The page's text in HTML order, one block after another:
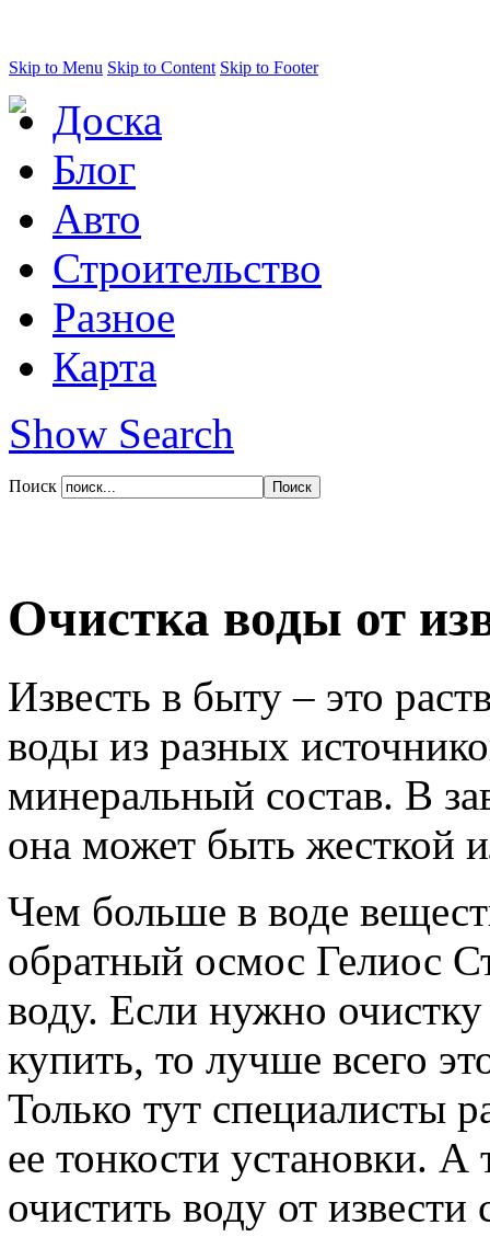
Skip to Menu Skip to Content Skip to Footer
Доска
Блог
Авто
Строительство
Разное
Карта
Show Search
Поиск
Очистка воды от
Известь в быту – это
воды из разных
минеральный состав. В
она может быть жесткой
Чем больше в воде
обратный осмос Гелиос
воду. Если нужно
купить, то лучше всего
Только тут специалисты
ее тонкости установки. А
очистить воду от извести